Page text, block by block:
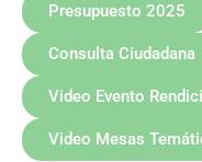
Presupuesto 2025
Consulta Ciudadana
Video Evento
Video Mesas